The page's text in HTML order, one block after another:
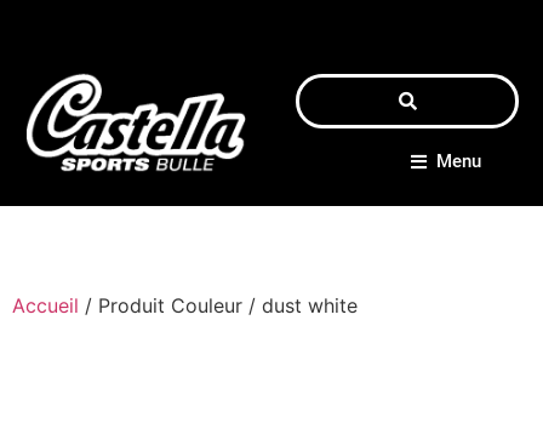
Menu
Accueil / Produit Couleur / dust white